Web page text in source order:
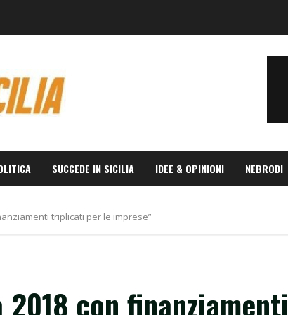
SUCCEDE IN SICILIA IDEE & OPINIONI NEBRODI
triplicati per le imprese”
con finanziamenti